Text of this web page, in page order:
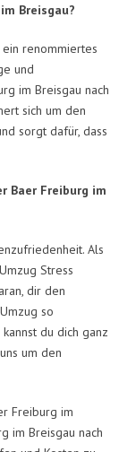
Breisgau?
renommiertes
und
im Breisgau nach
sich um den
sorgt dafür, dass
Baer Freiburg im
Als
Stress
dir den
so
du dich ganz
um den
Freiburg im
im Breisgau nach